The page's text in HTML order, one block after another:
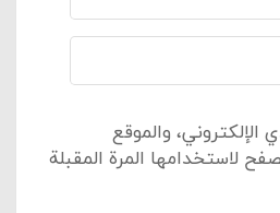
والموقع
لاستخدامها المرة المقبلة